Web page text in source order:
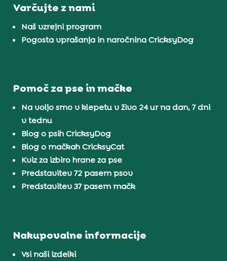
Varčujte z nami
Naš vzrejni program
Pogosta vprašanja in naročnina CricksyDog
Pomoč za pse in mačke
Na voljo smo v klepetu v živo 24 ur na dan, 7 dni
v tednu
Blog o psih CricksyDog
Blog o mačkah CricksyCat
Kviz za izbiro hrane za pse
Predstavitev 72 pasem psov
Predstavitev 37 pasem mačk
Nakupovalne informacije
Vsi naši izdelki